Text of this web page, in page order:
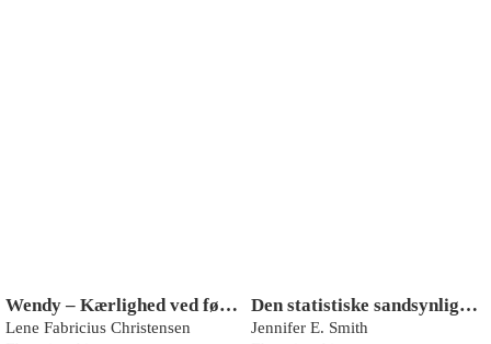
Wendy – Kærlighed ved første blik
Lene Fabricius Christensen
Den statistiske sandsynlighed for kærlighed ved første blik
Jennifer E. Smith